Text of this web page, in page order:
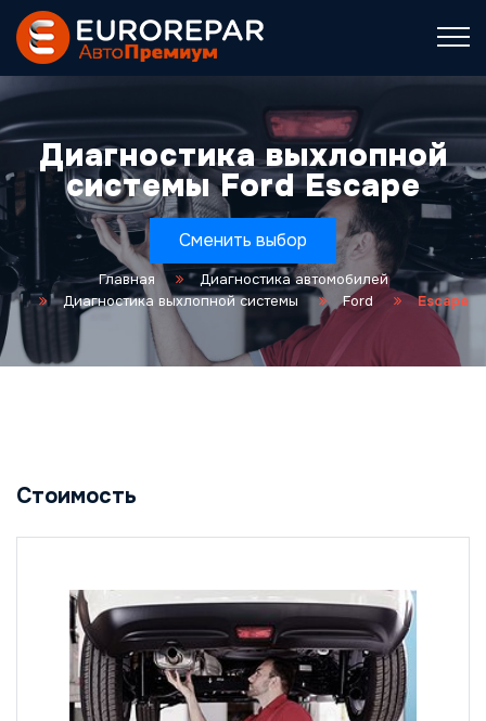
Диагностика выхлопной
системы Ford Escape
Сменить выбор
Главная
Диагностика автомобилей
Диагностика выхлопной системы
Ford Escape
Стоимость